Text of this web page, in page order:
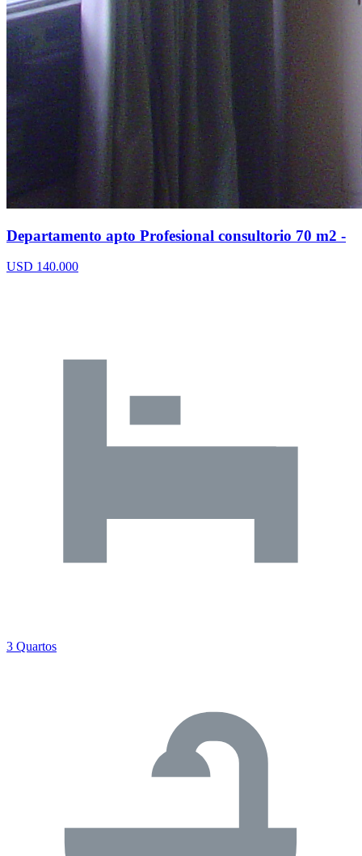
Departamento apto Profesional consultorio 70 m2 -
USD 140.000
3 Quartos